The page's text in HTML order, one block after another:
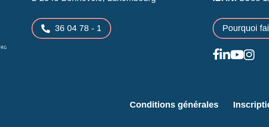
36 04 78 - 1 Pourquoi
Conditions générales